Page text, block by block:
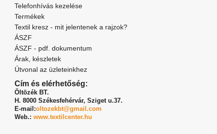
Telefonhívás kezelése
Termékek
Textil kresz - mit jelentenek a rajzok?
ÁSZF
ÁSZF - pdf. dokumentum
Árak, készletek
Útvonal az üzleteinkhez
Cím és elérhetőség:
Öltözék BT.
H. 8000 Székesfehérvár, Sziget u.37.
E-mail:oltozekbt@gmail.com
Web.: www.textilcenter.hu